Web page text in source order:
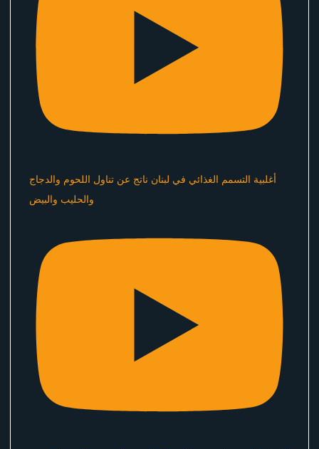
أغلبية التسمم الغذائي في لبنان ناتج عن تناول اللحوم والدجاج
والحليب والبيض